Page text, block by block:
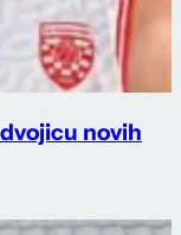
novih